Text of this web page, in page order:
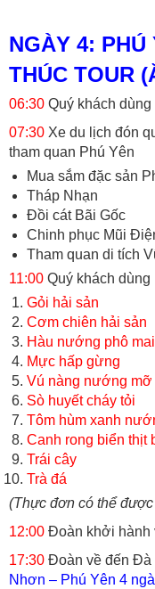
NGÀY 4:
THÚC TOUR
06:30 Quý khách
07:30 Xe du lịch đón
tham quan Phú Yên
Mua sắm đặc sản
Tháp Nhạn
Đồi cát Bãi Gốc
Chinh phục Mũi
Tham quan di tích
11:00 Quý khách
Gỏi hải sản
Cơm chiên hải sản
Hàu nướng phô mai
Mực hấp gừng
Vú nàng nướng mỡ
Sò huyết cháy tỏi
Tôm hùm xanh
Canh rong biển thịt
Trái cây
Trà đá
(Thực đơn có thể
12:00 Đoàn khởi hành
17:30 Đoàn về đến Đà
Nhơn – Phú Yên 4